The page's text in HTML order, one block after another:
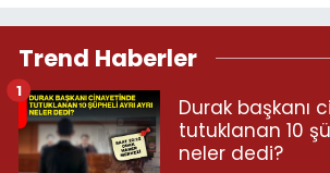
Trend Haberler
Durak başkanı
tutuklanan 10
neler dedi?
1